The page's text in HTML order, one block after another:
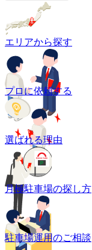
エリアから探す
プロに依頼する
選ばれる理由
月極駐車場の探し方
駐車場運用のご相談